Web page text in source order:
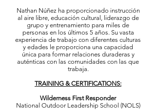
Nathan Núñez ha proporcionado instrucción
al aire libre, educación cultural, liderazgo de
grupo y entrenamiento para miles de
personas en los últimos 5 años. Su vasta
experiencia de trabajo con diferentes culturas
y edades le proporciona una capacidad
única para formar relaciones duraderas y
auténticas con las comunidades con las que
trabaja.
​TRAINING & CERTIFICATIONS:
Wilderness First Responder
National Outdoor Leadership School (NOLS)